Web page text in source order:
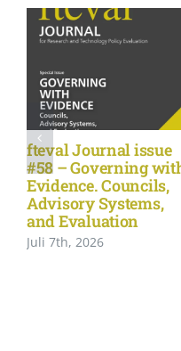
fteval Journal issue
#58 – Governing
Evidence. Councils,
Advisory Systems,
and Evaluation
Juli 7th, 2026